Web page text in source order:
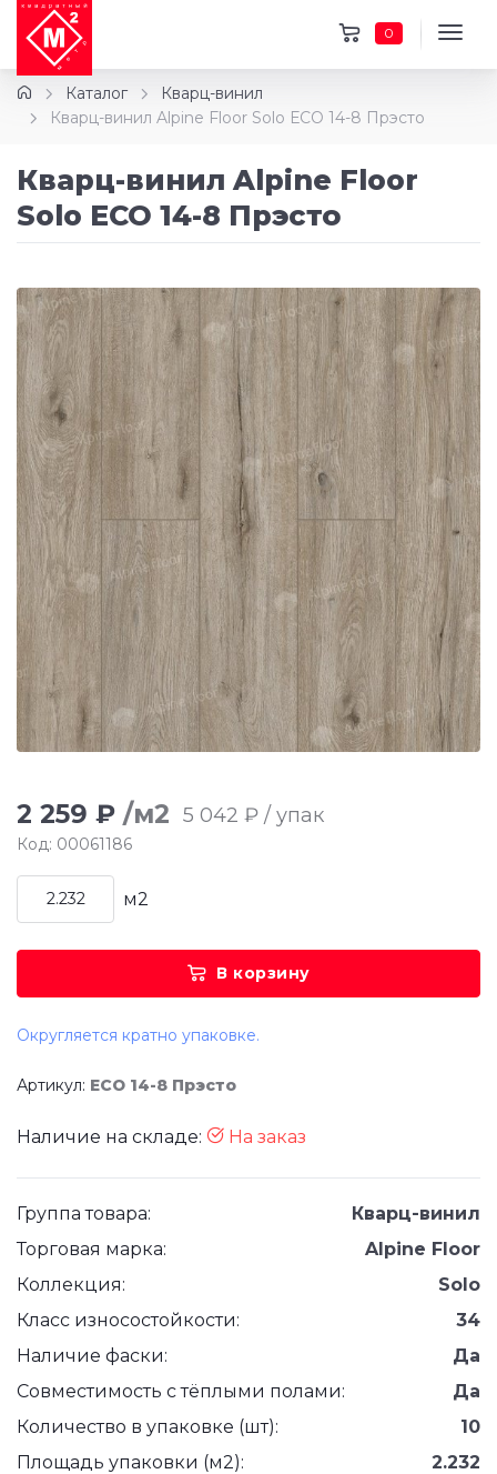
0
Каталог
Кварц-винил
Кварц-винил Alpine Floor Solo ЕСО 14-8 Прэсто
Кварц-винил Alpine Floor
Solo ЕСО 14-8 Прэсто
2 259 ₽ /м2 5 042 ₽ / упак
Код: 00061186
м2
В корзину
Округляется кратно упаковке.
Артикул: ЕСО 14-8 Прэсто
Наличие на складе: На заказ
Группа товара:
Кварц-винил
Торговая марка:
Alpine Floor
Коллекция:
Solo
Класс износостойкости:
34
Наличие фаски:
Да
Совместимость с тёплыми полами:
Да
Количество в упаковке (шт):
10
Площадь упаковки (м2):
2.232